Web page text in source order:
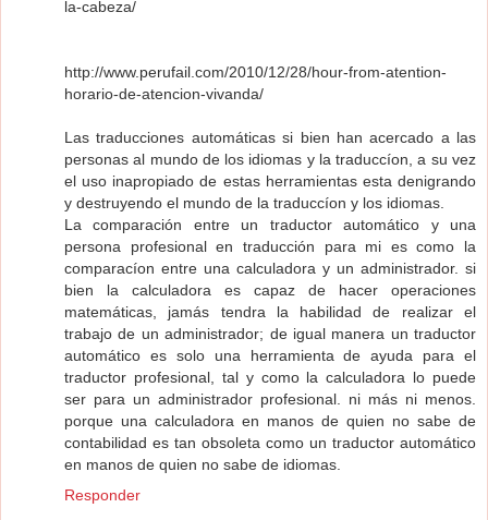
la-cabeza/
http://www.perufail.com/2010/12/28/hour-from-atention-
horario-de-atencion-vivanda/
Las traducciones automáticas si bien han acercado a las
personas al mundo de los idiomas y la traduccíon, a su vez
el uso inapropiado de estas herramientas esta denigrando
y destruyendo el mundo de la traduccíon y los idiomas.
La comparación entre un traductor automático y una
persona profesional en traducción para mi es como la
comparacíon entre una calculadora y un administrador. si
bien la calculadora es capaz de hacer operaciones
matemáticas, jamás tendra la habilidad de realizar el
trabajo de un administrador; de igual manera un traductor
automático es solo una herramienta de ayuda para el
traductor profesional, tal y como la calculadora lo puede
ser para un administrador profesional. ni más ni menos.
porque una calculadora en manos de quien no sabe de
contabilidad es tan obsoleta como un traductor automático
en manos de quien no sabe de idiomas.
Responder